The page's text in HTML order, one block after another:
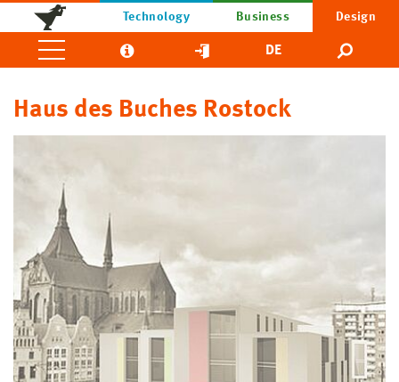
Technology Business Design
DE
Haus des Buches Rostock